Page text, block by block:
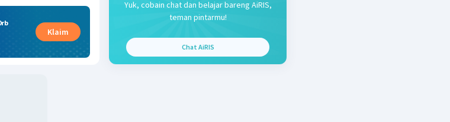
Klaim
Yuk, cobain chat dan belajar bareng AiRIS,
teman pintarmu!
Chat AiRIS